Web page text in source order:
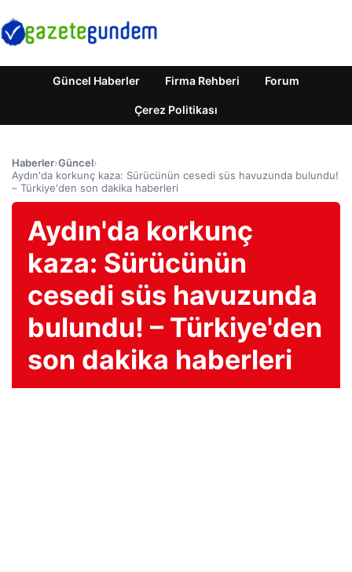
Güncel Haberler Firma Rehberi Forum
Çerez Politikası
Haberler›Güncel›
Aydın'da korkunç kaza: Sürücünün cesedi süs havuzunda bulundu!
– Türkiye'den son dakika haberleri
Aydın'da korkunç
kaza: Sürücünün
cesedi süs havuzunda
bulundu! – Türkiye'den
son dakika haberleri